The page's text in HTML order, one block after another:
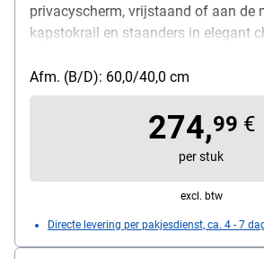
privacyscherm, vrijstaand of aan de
kapstokrail en staanders in elegant
(B/D/H): 60/40/170 cm
Afm. (B/D): 60,0/40,0 cm
274,99 €
per stuk
excl. btw
Directe levering per pakjesdienst, ca. 4 - 7